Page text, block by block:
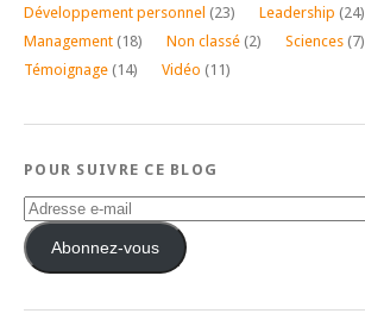
Développement personnel (23) Leadership (24)
Management (18) Non classé (2) Sciences (7)
Témoignage (14) Vidéo (11)
POUR SUIVRE CE BLOG
Adresse
e-
mail Abonnez-vous